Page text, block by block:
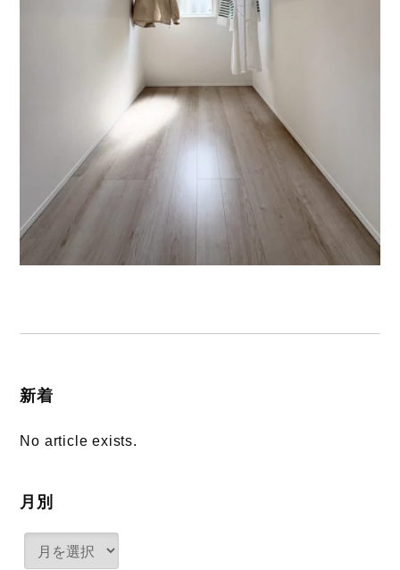
新着
No article exists.
月別